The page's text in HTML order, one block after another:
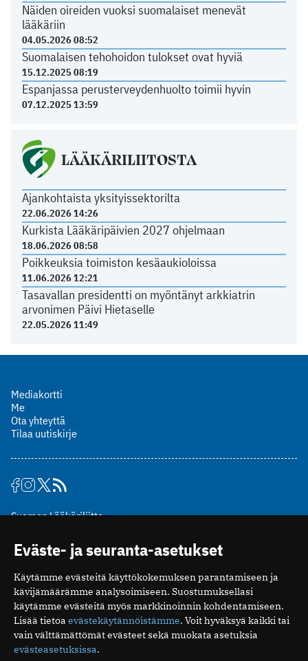
Näiden oireiden vuoksi suomalaiset menevät
lääkäriin
04.05.2026 08:52
Suomalaisen tehohoidon tulokset ovat hyviä
15.12.2025 08:19
Espanjassa perusterveydenhuolto toimii hyvin
07.12.2025 13:59
LÄÄKÄRILIITOSTA
Ajankohtaista yksityissektorilta
22.06.2026 14:26
Kurkista Lääkäripäivien 2027 ohjelmaan
18.06.2026 08:58
Poikkeuksia toimiston kesäaukioloissa
11.06.2026 12:21
Tasavallan presidentti on myöntänyt arkkiatrin
arvonimen Päivi Hietaselle
22.05.2026 11:49
Mediakortti
Me
Ota yhteyttä
Tilaa uutiskirje
Suomen Lääkäriliitto
00510 Helsinki
puh. (09) 393 091
toimitus@potilaanlaakarilehti.fi
ISSN 2323-9476
Eväste- ja seuranta-asetukset
Käytämme evästeitä käyttökokemuksen parantamiseen ja
kävijämäärämme analysoimiseen. Suostumuksellasi
käytämme evästeitä myös markkinoinnin kohdentamiseen.
Lisää tietoa evästekäytännöistämme. Voit hyväksyä kaikki tai
vain välttämättömät evästeet sekä muokata asetuksia
evästeasetuksissa.